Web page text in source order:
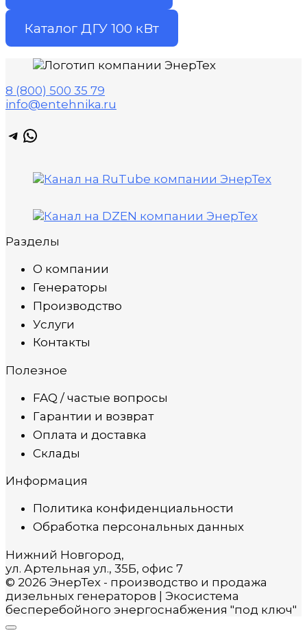
Каталог ДГУ 100 кВт
8 (800) 500 35 79
info@entehnika.ru
Telegram
WhatsApp
Разделы
О компании
Генераторы
Производство
Услуги
Контакты
Полезное
FAQ / частые вопросы
Гарантии и возврат
Оплата и доставка
Склады
Информация
Политика конфиденциальности
Обработка персональных данных
Нижний Новгород,
ул. Артельная ул., 35Б, офис 7
© 2026 ЭнерТех - производство и продажа
дизельных генераторов | Экосистема
бесперебойного энергоснабжения "под ключ"